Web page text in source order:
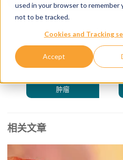
used in your browser to remember
not to be tracked.
Cookies and Tracking
Accept
Accurately visualize drug effect
IHC and IF
肿瘤
相关文章